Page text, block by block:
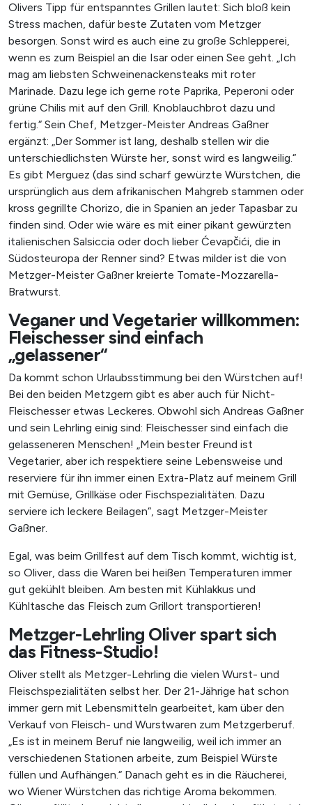
X
Olivers Tipp für entspanntes Grillen lautet: Sich bloß kein
Stress machen, dafür beste Zutaten vom Metzger
besorgen. Sonst wird es auch eine zu große Schlepperei,
wenn es zum Beispiel an die Isar oder einen See geht. „Ich
mag am liebsten Schweinenackensteaks mit roter
Marinade. Dazu lege ich gerne rote Paprika, Peperoni oder
grüne Chilis mit auf den Grill. Knoblauchbrot dazu und
fertig.“ Sein Chef, Metzger-Meister Andreas Gaßner
ergänzt: „Der Sommer ist lang, deshalb stellen wir die
unterschiedlichsten Würste her, sonst wird es langweilig.“
Es gibt Merguez (das sind scharf gewürzte Würstchen, die
ursprünglich aus dem afrikanischen Mahgreb stammen oder
kross gegrillte Chorizo, die in Spanien an jeder Tapasbar zu
finden sind. Oder wie wäre es mit einer pikant gewürzten
italienischen Salsiccia oder doch lieber Ćevapčići, die in
Südosteuropa der Renner sind? Etwas milder ist die von
Metzger-Meister Gaßner kreierte Tomate-Mozzarella-
Bratwurst.
Veganer und Vegetarier willkommen:
Fleischesser sind einfach
„gelassener“
Da kommt schon Urlaubsstimmung bei den Würstchen auf!
Bei den beiden Metzgern gibt es aber auch für Nicht-
Fleischesser etwas Leckeres. Obwohl sich Andreas Gaßner
und sein Lehrling einig sind: Fleischesser sind einfach die
gelasseneren Menschen! „Mein bester Freund ist
Vegetarier, aber ich respektiere seine Lebensweise und
reserviere für ihn immer einen Extra-Platz auf meinem Grill
mit Gemüse, Grillkäse oder Fischspezialitäten. Dazu
serviere ich leckere Beilagen“, sagt Metzger-Meister
Gaßner.
Egal, was beim Grillfest auf dem Tisch kommt, wichtig ist,
so Oliver, dass die Waren bei heißen Temperaturen immer
gut gekühlt bleiben. Am besten mit Kühlakkus und
Kühltasche das Fleisch zum Grillort transportieren!
Metzger-Lehrling Oliver spart sich
das Fitness-Studio!
Oliver stellt als Metzger-Lehrling die vielen Wurst- und
Fleischspezialitäten selbst her. Der 21-Jährige hat schon
immer gern mit Lebensmitteln gearbeitet, kam über den
Verkauf von Fleisch- und Wurstwaren zum Metzgerberuf.
„Es ist in meinem Beruf nie langweilig, weil ich immer an
verschiedenen Stationen arbeite, zum Beispiel Würste
füllen und Aufhängen.“ Danach geht es in die Räucherei,
wo Wiener Würstchen das richtige Aroma bekommen.